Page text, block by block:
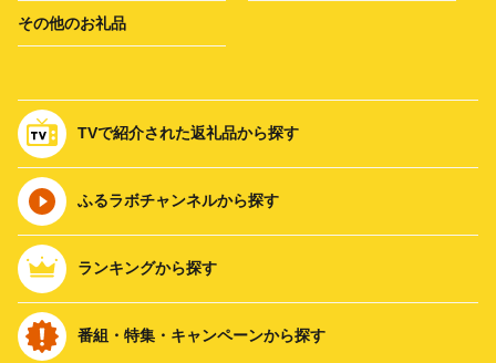
その他のお礼品
TVで紹介された返礼品から探す
ふるラボチャンネルから探す
ランキングから探す
番組・特集・キャンペーンから探す